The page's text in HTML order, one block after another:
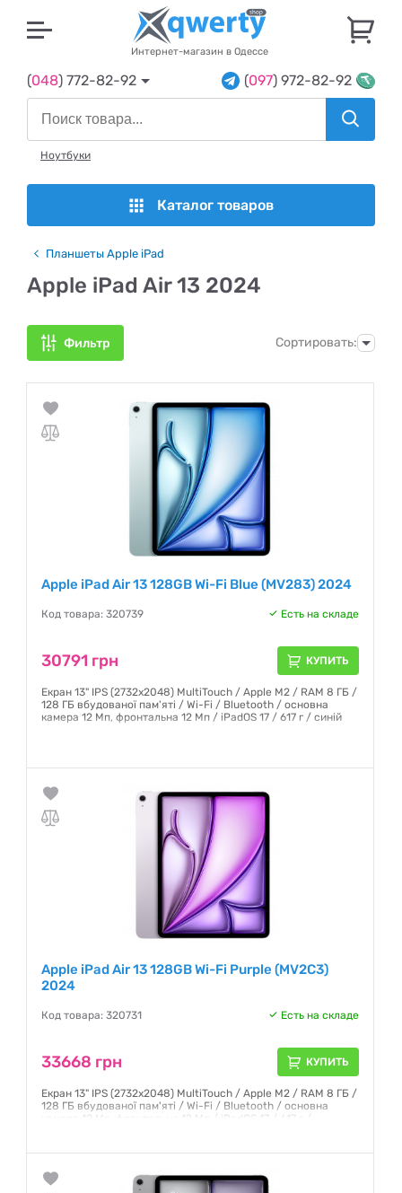
Интернет-магазин в Одессе
(048) 772-82-92 (097) 972-82-92
Ноутбуки
Каталог товаров
Планшеты Apple iPad
Apple iPad Air 13 2024
Фильтр Сортировать:
Apple iPad Air 13 128GB Wi-Fi Blue (MV283) 2024
Код товара: 320739 Есть на складе
30791 грн КУПИТЬ
Екран 13" IPS (2732x2048) MultiTouch / Apple M2 / RAM 8 ГБ /
128 ГБ вбудованої пам'яті / Wi-Fi / Bluetooth / основна
камера 12 Мп, фронтальна 12 Мп / iPadOS 17 / 617 г / синій
Apple iPad Air 13 128GB Wi-Fi Purple (MV2C3)
2024
Код товара: 320731 Есть на складе
33668 грн КУПИТЬ
Екран 13" IPS (2732x2048) MultiTouch / Apple M2 / RAM 8 ГБ /
128 ГБ вбудованої пам'яті / Wi-Fi / Bluetooth / основна
камера 12 Мп, фронтальна 12 Мп / iPadOS 17 / 617 г /
Гарантия:6 месяцев